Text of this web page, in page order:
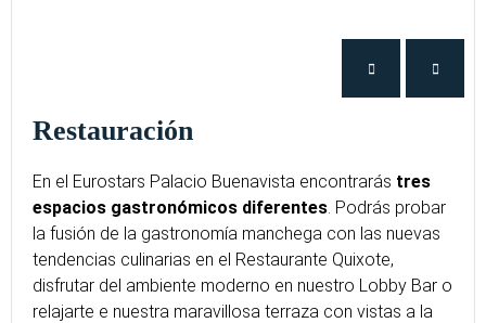
Restauración
En el Eurostars Palacio Buenavista encontrarás tres
espacios gastronómicos diferentes. Podrás probar
la fusión de la gastronomía manchega con las nuevas
tendencias culinarias en el Restaurante Quixote,
disfrutar del ambiente moderno en nuestro Lobby Bar o
relajarte e nuestra maravillosa terraza con vistas a la